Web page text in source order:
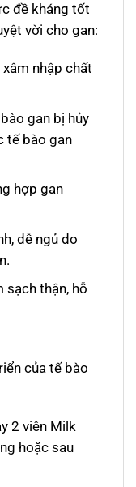
đề kháng tốt
vời cho gan:
nhập chất
gan bị hủy
tế bào gan
hợp gan
dễ ngủ do
sạch thận, hỗ
của tế bào
2 viên Milk
hoặc sau